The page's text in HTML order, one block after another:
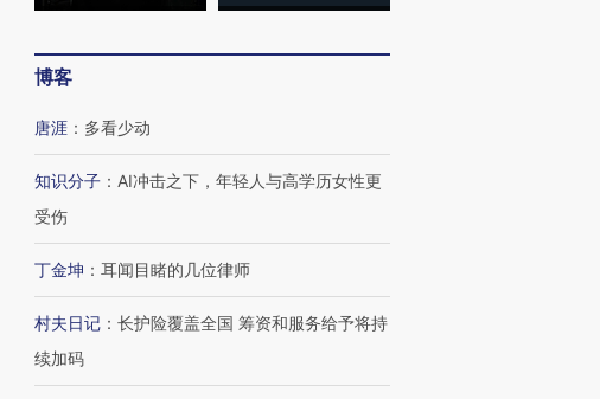
博客
唐涯 ： 多看少动
知识分子 ： AI冲击之下，年轻人与高学历女性更
受伤
丁金坤 ： 耳闻目睹的几位律师
村夫日记 ： 长护险覆盖全国 筹资和服务给予将持
续加码